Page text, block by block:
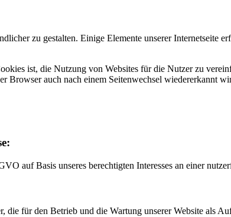
zu gestalten. Einige Elemente unserer Internetseite
ist, die Nutzung von Websites für die Nutzer zu
Browser auch nach einem Seitenwechsel wiedererkannt
auf Basis unseres berechtigten Interesses an einer
die für den Betrieb und die Wartung unserer Website als